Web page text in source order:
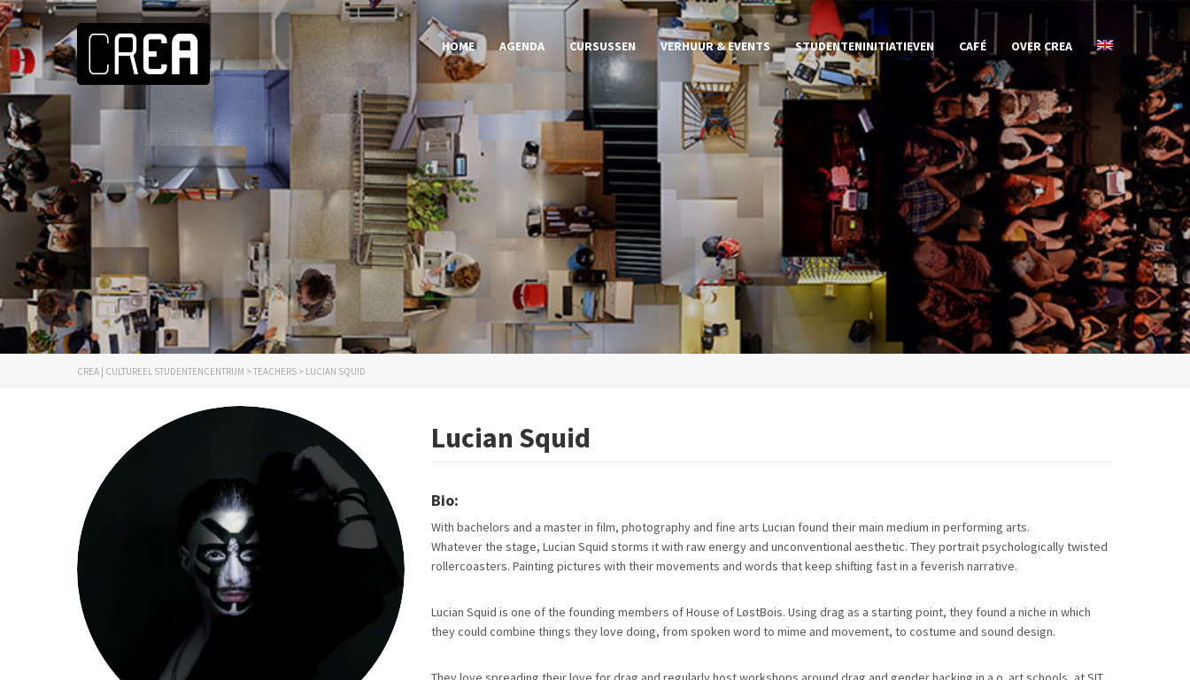
HOME AGENDA CURSUSSEN VERHUUR & EVENTS STUDENTENINITIATIEVEN CAFÉ OVER CREA
CREA | CULTUREEL STUDENTENCENTRUM > TEACHERS > LUCIAN SQUID
Lucian Squid
Bio:
With bachelors and a master in film, photography and fine arts Lucian found their main medium in performing arts.
Whatever the stage, Lucian Squid storms it with raw energy and unconventional aesthetic. They portrait psychologically twisted
rollercoasters. Painting pictures with their movements and words that keep shifting fast in a feverish narrative.
Lucian Squid is one of the founding members of House of LøstBois. Using drag as a starting point, they found a niche in which
they could combine things they love doing, from spoken word to mime and movement, to costume and sound design.